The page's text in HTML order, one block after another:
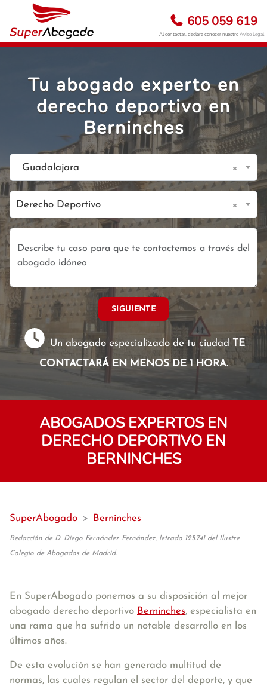
605 059 619
Al contactar, declara conocer nuestroAviso Legal
Tu abogado experto en
derecho deportivo en
Berninches
Guadalajara ×
Derecho Deportivo ×
SIGUIENTE
Un abogado especializado de tu ciudad TE
CONTACTARÁ EN MENOS DE 1 HORA.
ABOGADOS EXPERTOS EN
DERECHO DEPORTIVO EN
BERNINCHES
SuperAbogado > Berninches
Redacción de D. Diego Fernández Fernández, letrado 125.741 del Ilustre
Colegio de Abogados de Madrid.
En SuperAbogado ponemos a su disposición al mejor
abogado derecho deportivo Berninches, especialista en
una rama que ha sufrido un notable desarrollo en los
últimos años.
De esta evolución se han generado multitud de
normas, las cuales regulan el sector del deporte, y que